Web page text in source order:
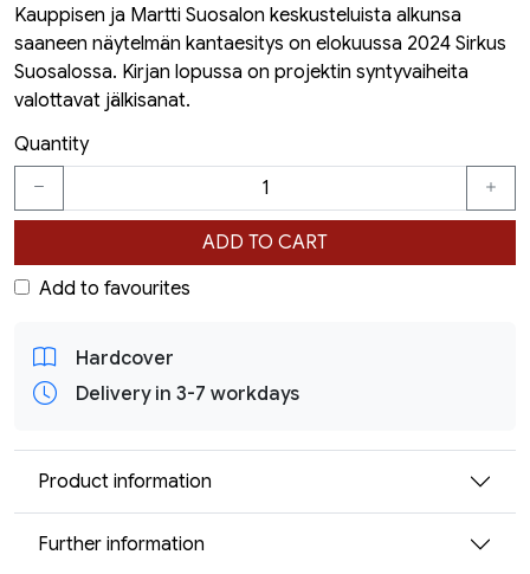
Kauppisen ja Martti Suosalon keskusteluista alkunsa
saaneen näytelmän kantaesitys on elokuussa 2024 Sirkus
Suosalossa. Kirjan lopussa on projektin syntyvaiheita
valottavat jälkisanat.
Quantity
ADD TO CART
Add to favourites
Hardcover
Delivery in 3-7 workdays
Product information
Further information